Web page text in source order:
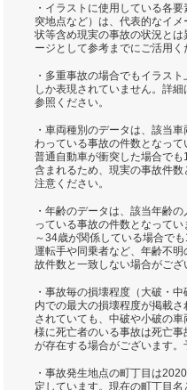
・イラストに使用している各
突地点など）は、代表的なイ
状等含め現実の事故の状況と
ージとして参考までにご活用く
・多重事故の場合でもイラス
しか表現されていません。詳
参照ください。
・車両種別のデータは、該当
わっている事故の件数となっ
普通自動車が衝突した場合で
含まれるため、現実の事故件
注意ください。
・年齢のデータは、該当年齢
っている事故の件数となって
～34歳が関係している場合で
運転手や同乗者など、年齢不
故件数と一致しない場合がござ
・事故毎の損壊程度（大破・
内での最大の損壊程度が掲載
されていても、中破や小破の
様に死亡者のいる事故は死亡
が存在する場合がございます。
・事故発生地点の町丁目は
定しています。現在の町丁目